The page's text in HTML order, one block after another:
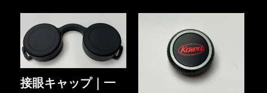
接眼キャップ｜一